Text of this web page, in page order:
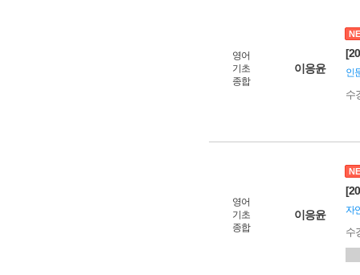
영어
기초
종합
이응윤 인
수
영어
기초
종합
이응윤 자
수